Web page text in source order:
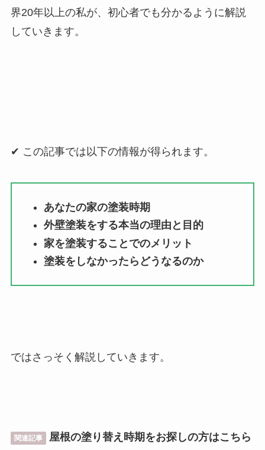
界20年以上の私が、初心者でも分かるように解説
していきます。
✔︎ この記事では以下の情報が得られます。
あなたの家の塗装時期
外壁塗装をする本当の理由と目的
家を塗装することでのメリット
塗装をしなかったらどうなるのか
ではさっそく解説していきます。
関連記事 屋根の塗り替え時期をお探しの方はこちら